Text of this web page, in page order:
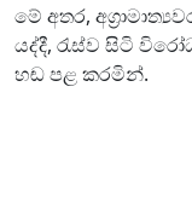
මේ අතර,
යද්දී, රැස්ව සිටි
හඬ පළ කරමින්.